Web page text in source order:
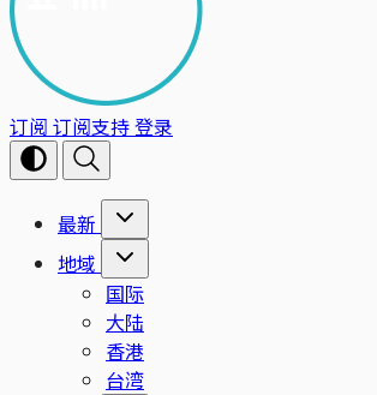
订阅 订阅支持登录
最新
地域
国际
大陆
香港
台湾